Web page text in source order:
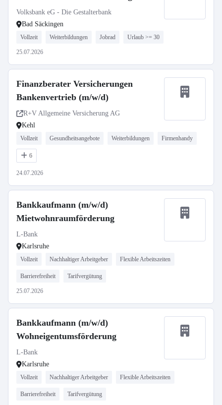
Volksbank eG - Die Gestalterbank
Bad Säckingen
Vollzeit Weiterbildungen Jobrad Urlaub >= 30
25.07.2026
Finanzberater Versicherungen
Bankenvertrieb (m/w/d)
R+V Allgemeine Versicherung AG
Kehl
Vollzeit Gesundheitsangebote Weiterbildungen Firmenhandy
6
24.07.2026
Bankkaufmann (m/w/d)
Mietwohnraumförderung
L-Bank
Karlsruhe
Vollzeit Nachhaltiger Arbeitgeber Flexible Arbeitszeiten
Barrierefreiheit Tarifvergütung
25.07.2026
Bankkaufmann (m/w/d)
Wohneigentumsförderung
L-Bank
Karlsruhe
Vollzeit Nachhaltiger Arbeitgeber Flexible Arbeitszeiten
Barrierefreiheit Tarifvergütung